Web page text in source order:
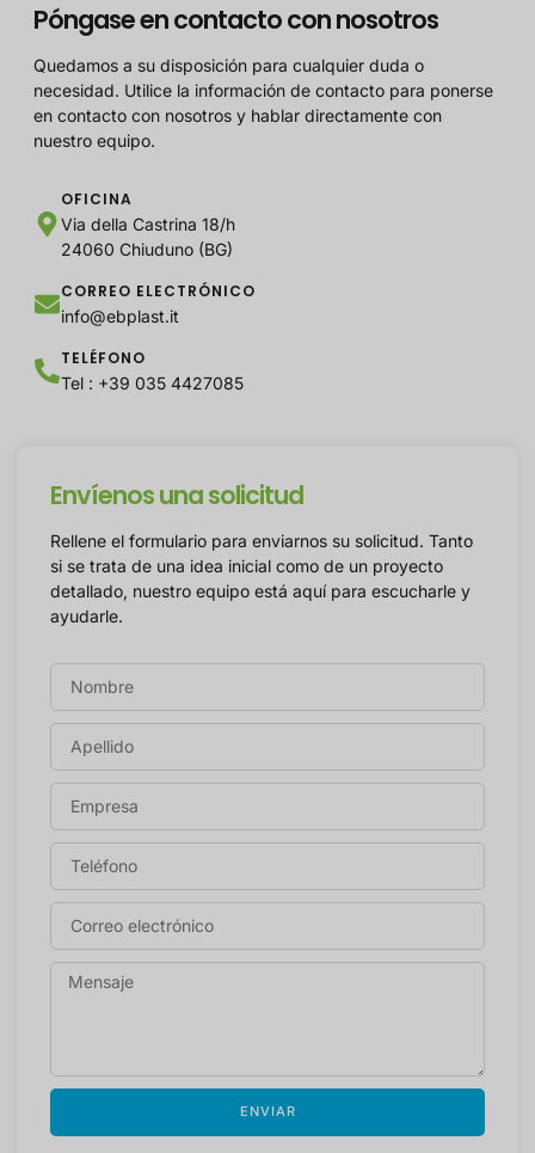
Envíenos una solicitud
Rellene el formulario para enviarnos su solicitud. Tanto
si se trata de una idea inicial como de un proyecto
detallado, nuestro equipo está aquí para escucharle y
ayudarle.
ENVIAR
Póngase en contacto con nosotros
Quedamos a su disposición para cualquier duda o
necesidad. Utilice la información de contacto para ponerse
en contacto con nosotros y hablar directamente con
nuestro equipo.
OFICINA
Via della Castrina 18/h
24060 Chiuduno (BG)
CORREO ELECTRÓNICO
info@ebplast.it
TELÉFONO
Tel : +39 035 4427085